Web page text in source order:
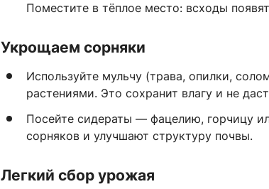
Поместите в тёплое место: всходы
Укрощаем сорняки
Используйте мульчу (трава, опилки,
растениями. Это сохранит влагу и не
Посейте сидераты — фацелию, горчицу
сорняков и улучшают структуру почвы.
Легкий сбор урожая